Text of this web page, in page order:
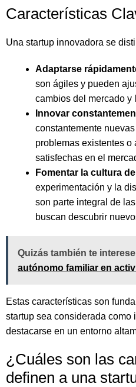
Características
Una startup innovadora se
Adaptarse
son ágiles y pueden
cambios del mercado y
Innovar
constantemente
problemas existentes
satisfechas en el
Fomentar la cultura
experimentación y la
son parte integral de
buscan descubrir
Quizás también te
autónomo familiar en
Estas características son
startup sea considerada como
destacarse en un entorno
¿Cuáles son las
definen a una